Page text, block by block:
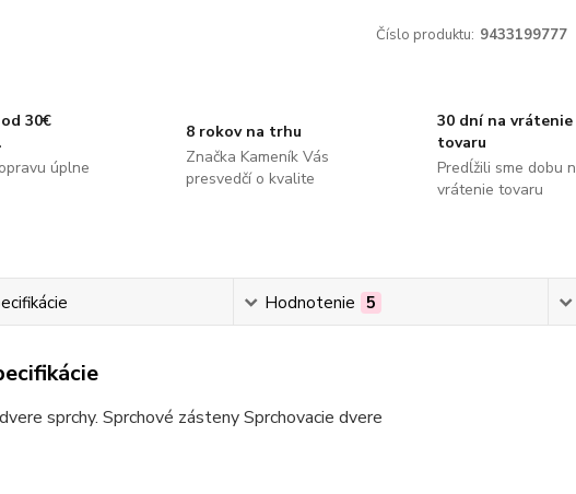
Číslo produktu: 9433199777
30€
úplne
8 rokov na trhu
Značka Kameník Vás
presvedčí o kvalite
30 dní na vrátenie
tovaru
Predĺžili sme dobu
vrátenie tovaru
Hodnotenie 5
sprchy. Sprchové zásteny Sprchovacie dvere